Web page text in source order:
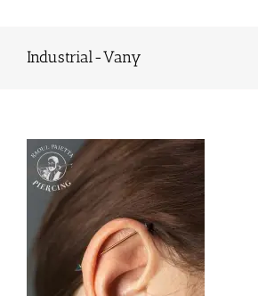
Industrial-Vany